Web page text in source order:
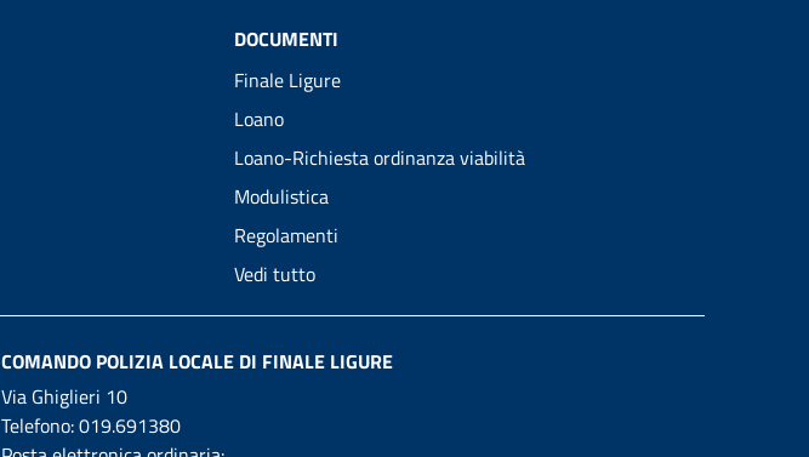
DOCUMENTI
Finale Ligure
Loano
Loano-Richiesta ordinanza viabilità
Modulistica
Regolamenti
Vedi tutto
COMANDO POLIZIA LOCALE DI FINALE LIGURE
Via Ghiglieri 10
Telefono:019.691380